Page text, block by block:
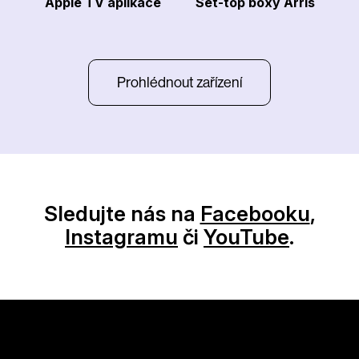
Prohlédnout zařízení
Sledujte nás na Facebooku,
Instagramu či YouTube.